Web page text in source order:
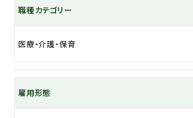
職種カテゴリー
医療・介護・保育
雇用形態